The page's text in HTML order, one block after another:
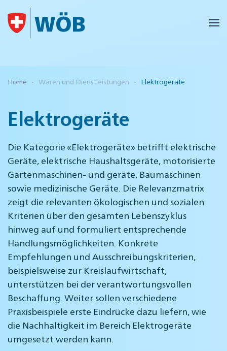
Skip to main content
Home Waren und Dienstleistungen Elektrogeräte
Elektrogeräte
Die Kategorie «Elektrogeräte» betrifft elektrische
Geräte, elektrische Haushaltsgeräte, motorisierte
Gartenmaschinen- und geräte, Baumaschinen
sowie medizinische Geräte. Die Relevanzmatrix
zeigt die relevanten ökologischen und sozialen
Kriterien über den gesamten Lebenszyklus
hinweg auf und formuliert entsprechende
Handlungsmöglichkeiten. Konkrete
Empfehlungen und Ausschreibungskriterien,
beispielsweise zur Kreislaufwirtschaft,
unterstützen bei der verantwortungsvollen
Beschaffung. Weiter sollen verschiedene
Praxisbeispiele erste Eindrücke dazu liefern, wie
die Nachhaltigkeit im Bereich Elektrogeräte
umgesetzt werden kann.